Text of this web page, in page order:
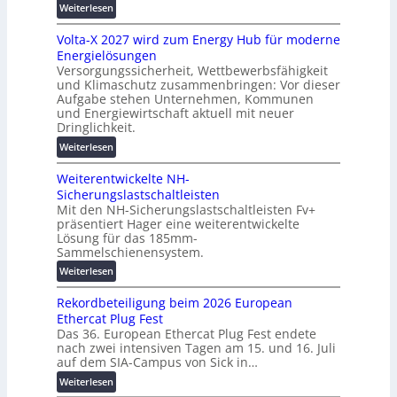
g
s
l
ö
s
u
n
g
e
n
t
z
u
n
d
d
i
g
i
t
a
l
e
T
r
a
n
s
p
a
r
e
n
z
Weiterlesen:
M
a
s
c
h
i
n
e
n
b
a
u
:
F
o
r
s
h
u
n
g
s
f
Volta-X 2027 wird zum Energy Hub für moderne
Energielösungen
Versorgungssicherheit, Wettbewerbsfähigkeit
und Klimaschutz zusammenbringen: Vor dieser
Aufgabe stehen Unternehmen, Kommunen
und Energiewirtschaft aktuell mit neuer
Dringlichkeit.
Weiterlesen:
V
o
l
t
a
-
X
2
0
2
7
w
i
r
d
Weiterentwickelte NH-
Sicherungslastschaltleisten
Mit den NH-Sicherungslastschaltleisten Fv+
präsentiert Hager eine weiterentwickelte
Lösung für das 185mm-
Sammelschienensystem.
Weiterlesen:
W
e
i
t
e
r
e
Rekordbeteiligung beim 2026 European
Ethercat Plug Fest
Das 36. European Ethercat Plug Fest endete
nach zwei intensiven Tagen am 15. und 16. Juli
auf dem SIA-Campus von Sick in…
Weiterlesen: